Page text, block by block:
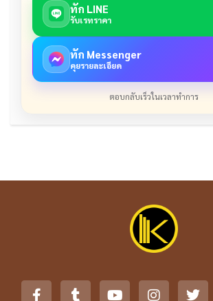
ทัก LINE
รับเรทราคา
ทัก Messenger
คุยรายละเอียด
ตอบกลับเร็วในเวลาทำการ